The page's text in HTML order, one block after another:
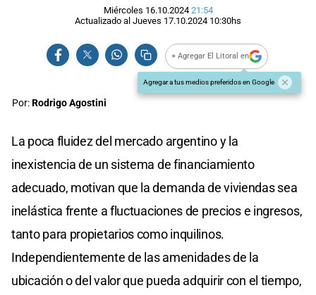
Miércoles 16.10.2024 21:54
Actualizado al Jueves 17.10.2024 10:30hs
+ Agregar El Litoral en
Agregar a tus medios preferidos en Google
Por:Rodrigo Agostini
La poca fluidez del mercado argentino y la
inexistencia de un sistema de financiamiento
adecuado, motivan que la demanda de viviendas sea
inelástica frente a fluctuaciones de precios e ingresos,
tanto para propietarios como inquilinos.
Independientemente de las amenidades de la
ubicación o del valor que pueda adquirir con el tiempo,